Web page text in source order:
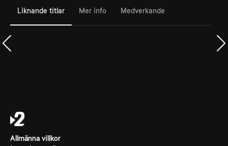
Liknande titlar Mer info Medverkande
Allmänna villkor